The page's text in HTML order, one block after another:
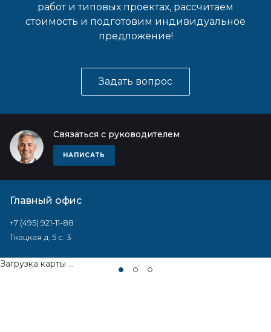
работ и типовых проектах, рассчитаем
стоимость и подготовим индивидуальное
предложение!
Задать вопрос
Связаться с руководителем
НАПИСАТЬ
Главный офис
+7 (495) 921-11-88
Ткацкая д. 5 с. 3
Загрузка карты ...